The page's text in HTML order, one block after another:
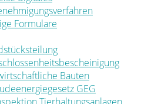
Formulare
Bauten
GEG